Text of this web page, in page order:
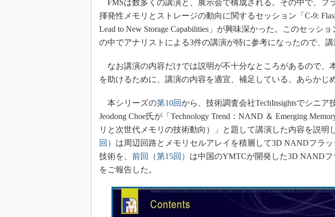
「英語に愛されないエンジニア」の
ための新行動論
FMSは数多くの講演と、展示会で構成される。その中で、フ
揮発性メモリとストレージの動向に関するセッション「C-9:
Lead to New Storage Capabilities」が興味深かった。このセッシ
の中でアナリストによる3件の講演が特に参考になったので、講
なお講演の内容だけでは説明が不十分なところがあるので、
を助けるために、講演の内容を適宜、補足している。あらかじ
本シリーズの第10回から、技術調査会社TechInsightsでシニア
Jeodong Choe氏が「Technology Trend：NAND ＆ Emerging
リと次世代メモリの技術動向）」と題して講演した内容を説明
回） は周辺回路とメモリセルアレイを積層して3D NANDフラ
技術を、 前回（第15回） は中国のYMTCが開発した3D NAND
をご報告した。